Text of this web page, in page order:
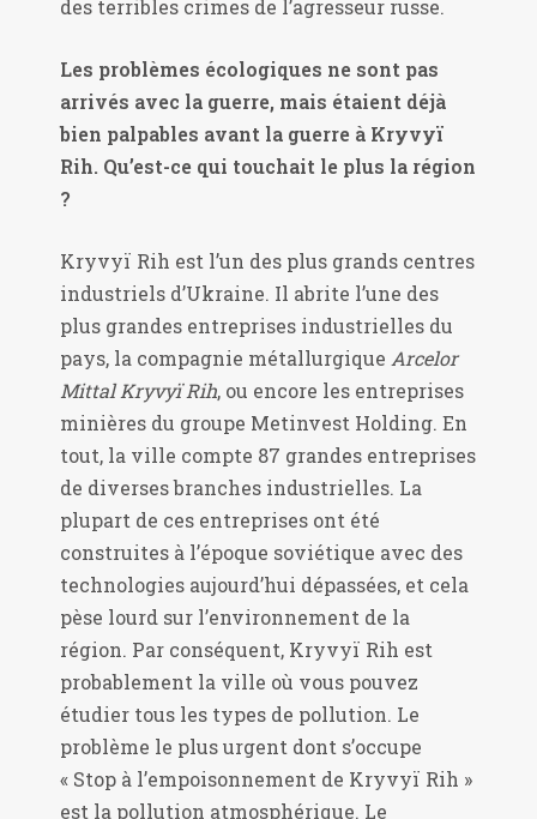
des terribles crimes de l’agresseur russe.
Les problèmes écologiques ne sont pas
arrivés avec la guerre, mais étaient déjà
bien palpables avant la guerre à Kryvyï
Rih. Qu’est-ce qui touchait le plus la région
?
Kryvyï Rih est l’un des plus grands centres
industriels d’Ukraine. Il abrite l’une des
plus grandes entreprises industrielles du
pays, la compagnie métallurgique Arcelor
Mittal Kryvyï Rih, ou encore les entreprises
minières du groupe Metinvest Holding. En
tout, la ville compte 87 grandes entreprises
de diverses branches industrielles. La
plupart de ces entreprises ont été
construites à l’époque soviétique avec des
technologies aujourd’hui dépassées, et cela
pèse lourd sur l’environnement de la
région. Par conséquent, Kryvyï Rih est
probablement la ville où vous pouvez
étudier tous les types de pollution. Le
problème le plus urgent dont s’occupe
« Stop à l’empoisonnement de Kryvyï Rih »
est la pollution atmosphérique. Le